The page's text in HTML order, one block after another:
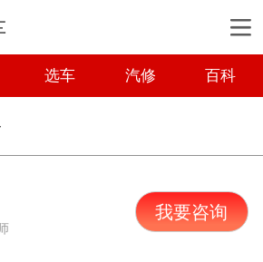
选车 汽修 百科
我要咨询